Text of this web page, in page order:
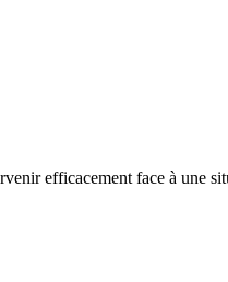
efficacement face à une